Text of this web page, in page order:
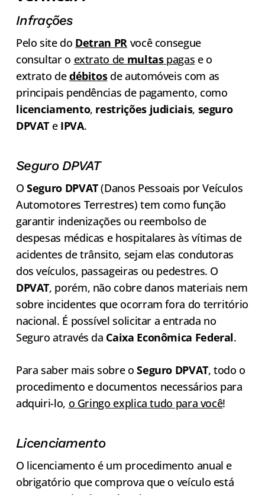
Infrações
Pelo site do Detran PR você consegue
consultar o extrato de multaspagas e o
extrato dedébitosde automóveis com as
principais pendências de pagamento, como
licenciamento, restrições judiciais, seguro
DPVAT eIPVA.
Seguro DPVAT
OSeguro DPVAT(Danos Pessoais por Veículos
Automotores Terrestres) tem como função
garantir indenizações ou reembolso de
despesas médicas e hospitalares às vítimas de
acidentes de trânsito, sejam elas condutoras
dos veículos, passageiras ou pedestres. O
DPVAT, porém, não cobre danos materiais nem
sobre incidentes que ocorram fora do território
nacional. É possível solicitar a entrada no
Seguro através da Caixa Econômica Federal.
Para saber mais sobre oSeguro DPVAT, todo o
procedimento e documentos necessários para
adquiri-lo, o Gringo explica tudo para você!
Licenciamento
O licenciamento é um procedimento anual e
obrigatório que comprova que o veículo está